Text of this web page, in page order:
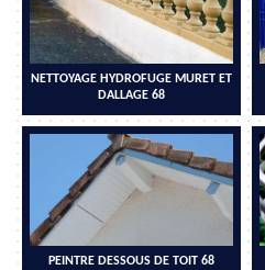
NETTOYAGE HYDROFUGE MURET ET
DALLAGE 68
PEINTRE DESSOUS DE TOIT 68